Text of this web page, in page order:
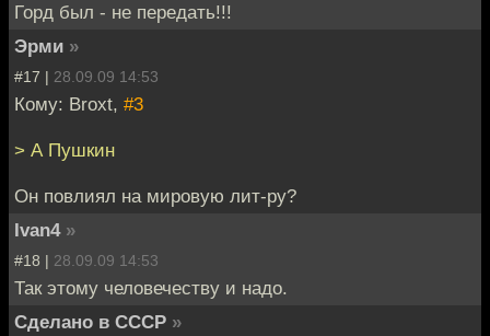
Горд был - не передать!!!
Эрми »
#17 | 28.09.09 14:53
Кому: Broxt, #3
> А Пушкин
Он повлиял на мировую лит-ру?
Ivan4 »
#18 | 28.09.09 14:53
Так этому человечеству и надо.
Сделано в СССР »